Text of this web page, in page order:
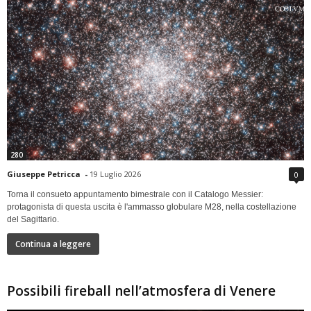
280
Giuseppe Petricca - 19 Luglio 2026 0
Torna il consueto appuntamento bimestrale con il Catalogo Messier:
protagonista di questa uscita è l'ammasso globulare M28, nella costellazione
del Sagittario.
Continua a leggere
Possibili fireball nell’atmosfera di Venere